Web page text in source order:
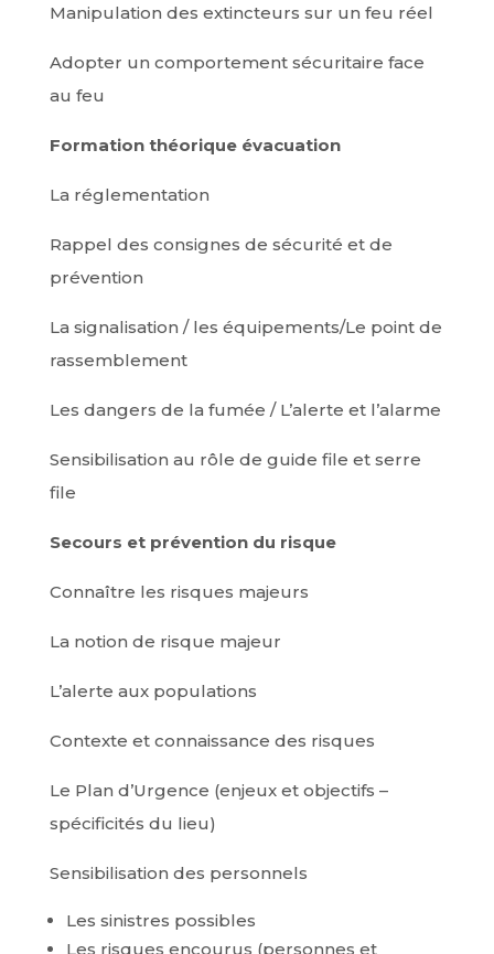
Manipulation des extincteurs sur un feu réel
Adopter un comportement sécuritaire face
au feu
Formation théorique évacuation
La réglementation
Rappel des consignes de sécurité et de
prévention
La signalisation / les équipements/Le point de
rassemblement
Les dangers de la fumée / L’alerte et l’alarme
Sensibilisation au rôle de guide file et serre
file
Secours et prévention du risque
Connaître les risques majeurs
La notion de risque majeur
L’alerte aux populations
Contexte et connaissance des risques
Le Plan d’Urgence (enjeux et objectifs –
spécificités du lieu)
Sensibilisation des personnels
Les sinistres possibles
Les risques encourus (personnes et